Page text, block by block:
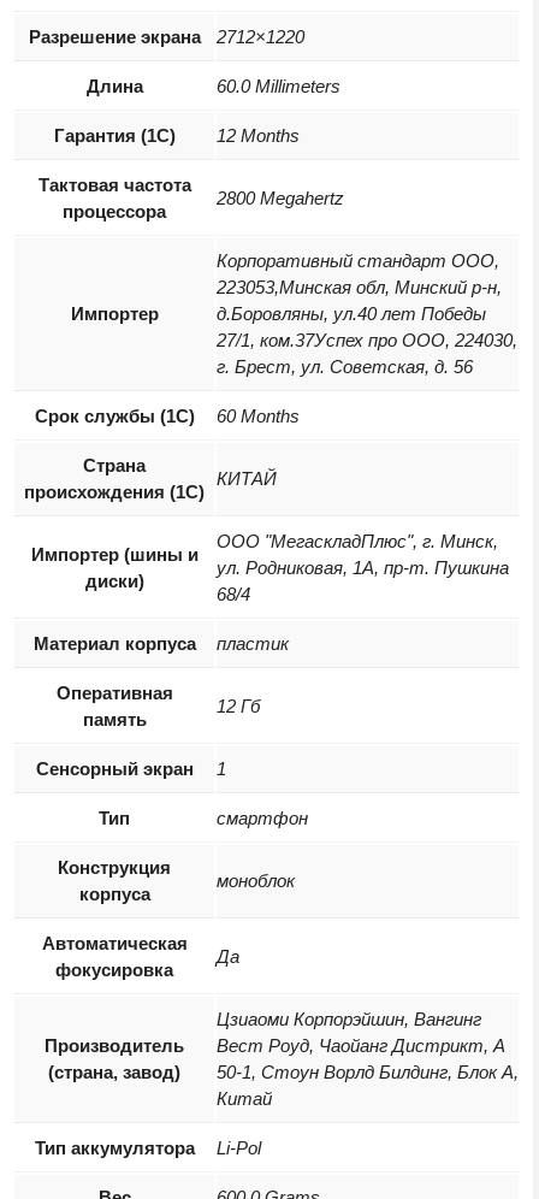
Разрешение экрана 2712×1220
Длина 60.0 Millimeters
Гарантия (1С) 12 Months
Тактовая частота
процессора
2800 Megahertz
Импортер
Корпоративный стандарт ООО,
223053,Минская обл, Минский р-н,
д.Боровляны, ул.40 лет Победы
27/1, ком.37Успех про ООО, 224030,
г. Брест, ул. Советская, д. 56
Срок службы (1С) 60 Months
Страна
происхождения (1С)
КИТАЙ
Импортер (шины и
диски)
ООО "МегаскладПлюс", г. Минск,
ул. Родниковая, 1А, пр-т. Пушкина
68/4
Материал корпуса пластик
Оперативная
память
12 Гб
Сенсорный экран 1
Тип смартфон
Конструкция
корпуса
моноблок
Автоматическая
фокусировка
Да
Производитель
(страна, завод)
Цзиаоми Корпорэйшин, Вангинг
Вест Роуд, Чаойанг Дистрикт, А
50-1, Стоун Ворлд Билдинг, Блок А,
Китай
Тип аккумулятора Li-Pol